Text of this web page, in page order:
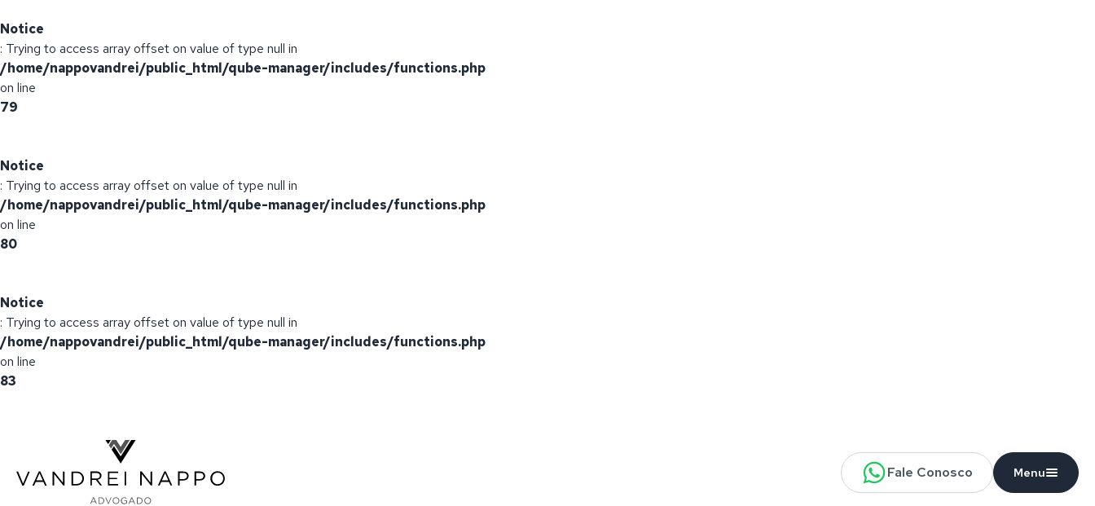
Notice
: Trying to access array offset on value of type null in
/home/nappovandrei/public_html/qube-manager/includes/functions.php
on line
79
Notice
: Trying to access array offset on value of type null in
/home/nappovandrei/public_html/qube-manager/includes/functions.php
on line
80
Notice
: Trying to access array offset on value of type null in
/home/nappovandrei/public_html/qube-manager/includes/functions.php
on line
83
Vandrei Nappo - Advogado
Fale Conosco
Menu